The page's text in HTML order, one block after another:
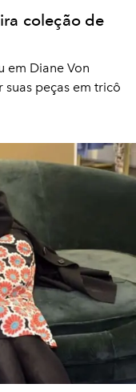
coleção de
em Diane Von
peças em tricô